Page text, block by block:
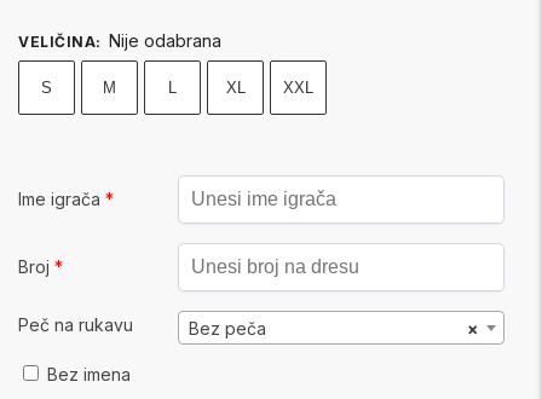
VELIČINA: Nije odabrana
S M L XL XXL
Ime igrača *
Broj *
Peč na rukavu ×
Bez peča
Bez imena